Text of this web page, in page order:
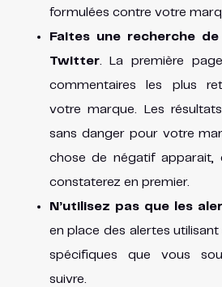
formulées contre votre
Faites une recherche
Twitter. La première
commentaires les plus
votre marque. Les
sans danger pour votre
chose de négatif apparait,
constaterez en premier.
N’utilisez pas que les
en place des alertes
spécifiques que vous
suivre.